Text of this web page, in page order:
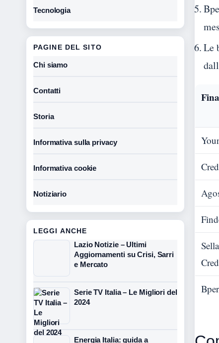
Le
Bper
Tecnologia
PAGINE DEL SITO
Chi siamo
Contatti
Storia
Informativa sulla privacy
Informativa cookie
Notiziario
LEGGI ANCHE
Lazio Notizie – Ultimi
Aggiornamenti su Crisi, Sarri
e Mercato
Serie TV Italia – Le Migliori del
2024
Energia Italia: guida a